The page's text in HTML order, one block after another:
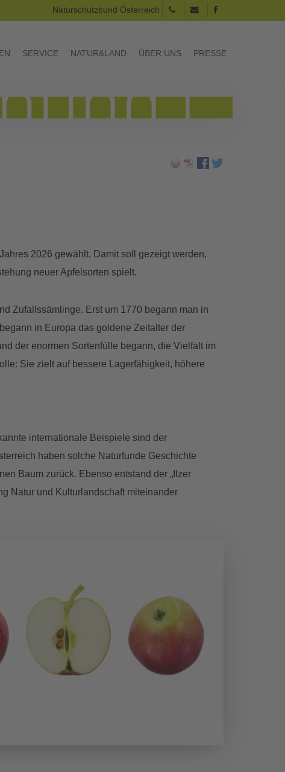
Naturschutzbund Österreich
SERVICE NATUR&LAND ÜBER UNS PRESSE
2026 gewählt. Damit soll gezeigt werden,
neuer Apfelsorten spielt.
Zufallssämlinge. Erst um 1770 begann man in
in Europa das goldene Zeitalter der
der enormen Sortenfülle begann, die Vielfalt im
Sie zielt auf bessere Lagerfähigkeit, höhere
internationale Beispiele sind der
haben solche Naturfunde Geschichte
Baum zurück. Ebenso entstand der „Ilzer
Natur und Kulturlandschaft miteinander